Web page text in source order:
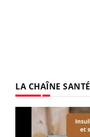
LA CHAÎNE SANTÉ